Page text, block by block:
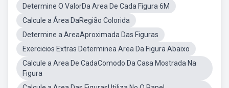
Determine O ValorDa Area De Cada Figura 6M
Calcule a Área DaRegião Colorida
Determine a AreaAproximada Das Figuras
Exercicios Extras Determinea Area Da Figura Abaixo
Calcule a Area De CadaComodo Da Casa Mostrada Na
Figura